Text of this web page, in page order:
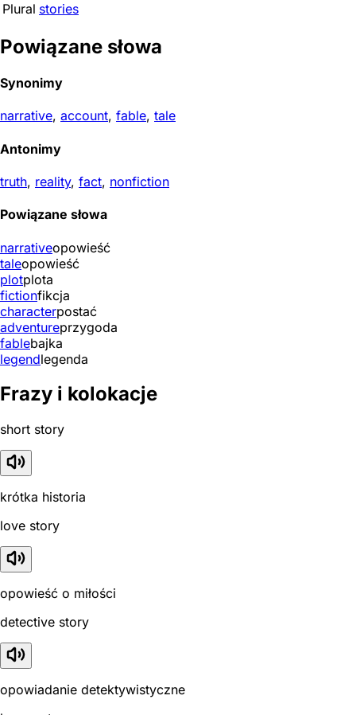
Plural stories
Powiązane słowa
Synonimy
narrative, account, fable, tale
Antonimy
truth, reality, fact, nonfiction
Powiązane słowa
narrativeopowieść
taleopowieść
plotplota
fictionfikcja
characterpostać
adventureprzygoda
fablebajka
legendlegenda
Frazy i kolokacje
short story
krótka historia
love story
opowieść o miłości
detective story
opowiadanie detektywistyczne